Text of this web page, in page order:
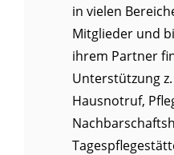
in vielen
Mitglieder und
ihrem Partner
Unterstützung z.
Hausnotruf,